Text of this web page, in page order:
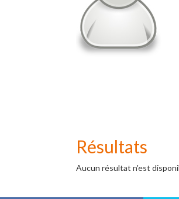
Résultats
Aucun résultat n'est